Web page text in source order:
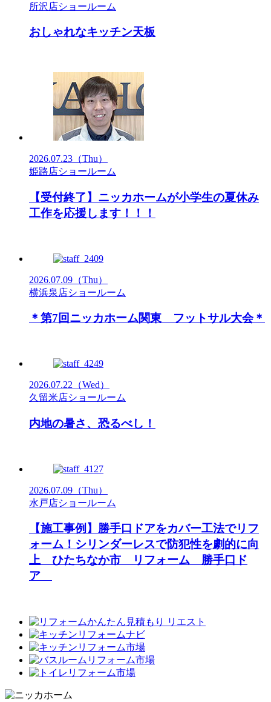
所沢店ショールーム
おしゃれなキッチン天板
2026.07.23 （Thu）
姫路店ショールーム
【受付終了】ニッカホームが小学生の夏休み
工作を応援します！！！
2026.07.09 （Thu）
横浜泉店ショールーム
＊第7回ニッカホーム関東 フットサル大会＊
2026.07.22 （Wed）
久留米店ショールーム
内地の暑さ、恐るべし！
2026.07.09 （Thu）
水戸店ショールーム
【施工事例】勝手口ドアをカバー工法でリフ
ォーム！シリンダーレスで防犯性を劇的に向
上 ひたちなか市 リフォーム 勝手口ド
ア